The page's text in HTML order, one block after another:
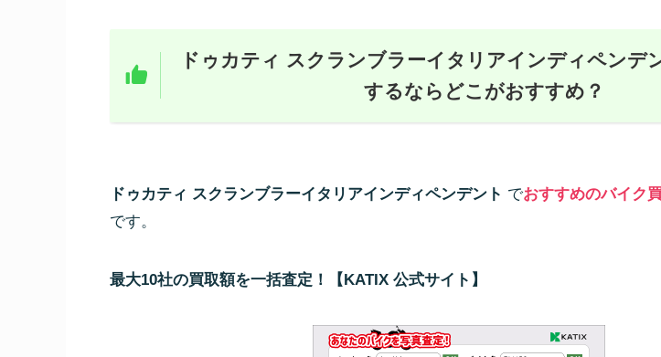
ドゥカティ スクランブラーイタリアインディペンデ
するならどこがおすすめ？
ドゥカティ スクランブラーイタリアインディペンデント でおすすめのバイク
です。
最大10社の買取額を一括査定！【KATIX 公式サイト】